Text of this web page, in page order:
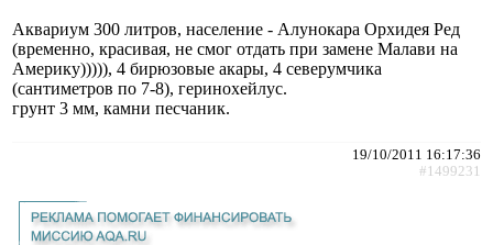
Аквариум 300 литров, население - Алунокара Орхидея Ред
(временно, красивая, не смог отдать при замене Малави на
Америку))))), 4 бирюзовые акары, 4 северумчика
(сантиметров по 7-8), геринохейлус.
грунт 3 мм, камни песчаник.
19/10/2011 16:17:36
#1499231